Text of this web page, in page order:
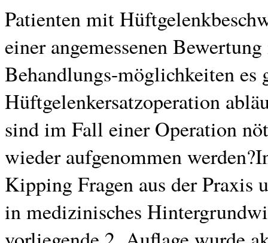
Patienten mit
einer angemessenen
Behandlungs-möglichkeiten es
Hüftgelenkersatzoperation
sind im Fall einer Operation
wieder aufgenommen
Kipping Fragen aus der Praxis
in medizinisches